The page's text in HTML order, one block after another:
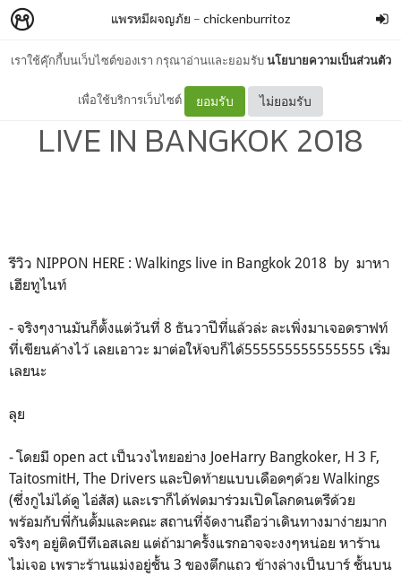
เราใช้คุ๊กกี้บนเว็บไซต์ของเรา กรุณาอ่านและยอมรับนโยบายความเป็นส่วนตัว
เพื่อใช้บริการเว็บไซต์ ยอมรับ ไม่ยอมรับ
แพรหมีผจญภัย – chickenburritoz
NIPPON HERE : WALKINGS
LIVE IN BANGKOK 2018
รีวิว NIPPON HERE : Walkings live in Bangkok 2018 by มาหา
เฮียทูไนท์
- จริงๆงานมันก็ตั้งแต่วันที่ 8 ธันวาปีที่แล้วล่ะ ละเพิ่งมาเจอดราฟท์
ที่เขียนค้างไว้ เลยเอาวะ มาต่อให้จบก็ได้555555555555555 เริ่ม
เลยนะ
ลุย
-โดยมี open act เป็นวงไทยอย่าง JoeHarry Bangkoker, H 3 F,
TaitosmitH, The Drivers และปิดท้ายแบบเดือดๆด้วย Walkings
(ซึ่งกูไม่ได้ดู ไอ่สัส) และเราก็ได้ฟดมาร่วมเปิดโลกดนตรีด้วย
พร้อมกับพี่กันดั้มและคณะ สถานที่จัดงานถือว่าเดินทางมาง่ายมาก
จริงๆ อยู่ติดบีทีเอสเลย แต่ถ้ามาครั้งแรกอาจจะงงๆหน่อย หาร้าน
ไม่เจอ เพราะร้านแม่งอยู่ชั้น 3 ของตึกแถว ข้างล่างเป็นบาร์ ชั้นบน